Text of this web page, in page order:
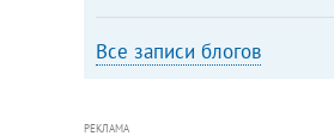
Все записи блогов
РЕКЛАМА